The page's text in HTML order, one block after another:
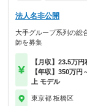
法人名非公開
大手グループ系列の総
師を募集
【月収】23.5万円
【年収】350万円
上 モデル
東京都 板橋区